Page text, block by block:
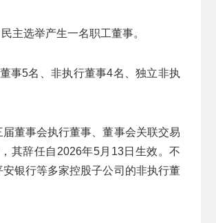
主选举产生一名职工董事。
事5名、非执行董事4名、独立非执
董事会执行董事、董事会关联交易
其辞任自2026年5月13日生效。不
银行等多家控股子公司的非执行董